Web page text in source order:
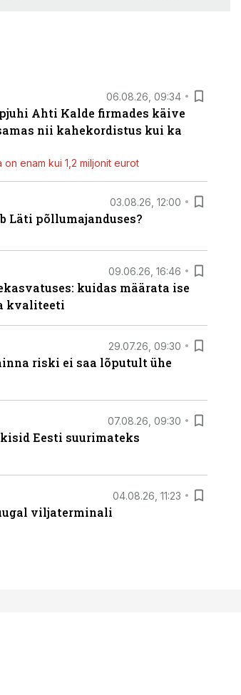
06.08.26, 09:34
Ahti Kalde firmades käive
nii kahekordistus kui ka
on enam kui 1,2 miljonit eurot
03.08.26, 12:00
Läti põllumajanduses?
09.06.26, 16:46
kuidas määrata ise
kvaliteeti
29.07.26, 09:30
riski ei saa lõputult ühe
07.08.26, 09:30
Eesti suurimateks
04.08.26, 11:23
viljaterminali